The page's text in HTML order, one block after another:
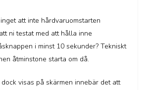
att inte hårdvaruomstarten
ni testat med att hålla inne
i minst 10 sekunder? Tekniskt
åtminstone starta om då.
visas på skärmen innebär det att